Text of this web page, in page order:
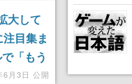
大して
目集ま
「もう
と驚きの
6月3日 公開